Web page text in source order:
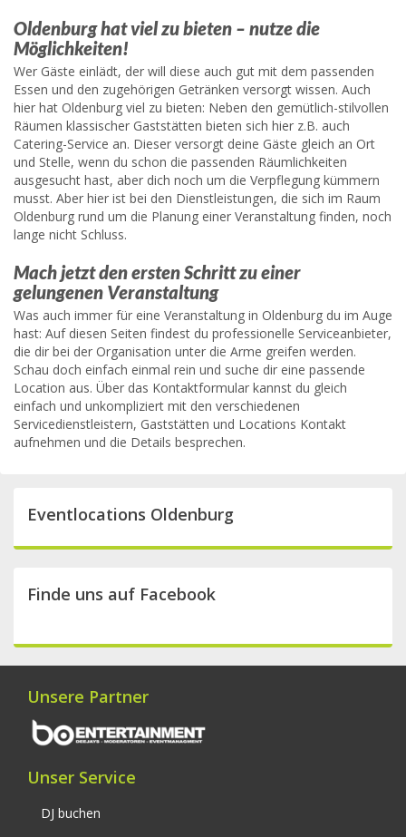
Oldenburg hat viel zu bieten – nutze die
Möglichkeiten!
Wer Gäste einlädt, der will diese auch gut mit dem passenden
Essen und den zugehörigen Getränken versorgt wissen. Auch
hier hat Oldenburg viel zu bieten: Neben den gemütlich-stilvollen
Räumen klassischer Gaststätten bieten sich hier z.B. auch
Catering-Service an. Dieser versorgt deine Gäste gleich an Ort
und Stelle, wenn du schon die passenden Räumlichkeiten
ausgesucht hast, aber dich noch um die Verpflegung kümmern
musst. Aber hier ist bei den Dienstleistungen, die sich im Raum
Oldenburg rund um die Planung einer Veranstaltung finden, noch
lange nicht Schluss.
Mach jetzt den ersten Schritt zu einer
gelungenen Veranstaltung
Was auch immer für eine Veranstaltung in Oldenburg du im Auge
hast: Auf diesen Seiten findest du professionelle Serviceanbieter,
die dir bei der Organisation unter die Arme greifen werden.
Schau doch einfach einmal rein und suche dir eine passende
Location aus. Über das Kontaktformular kannst du gleich
einfach und unkompliziert mit den verschiedenen
Servicedienstleistern, Gaststätten und Locations Kontakt
aufnehmen und die Details besprechen.
Eventlocations Oldenburg
Finde uns auf Facebook
Unsere Partner
Unser Service
DJ buchen